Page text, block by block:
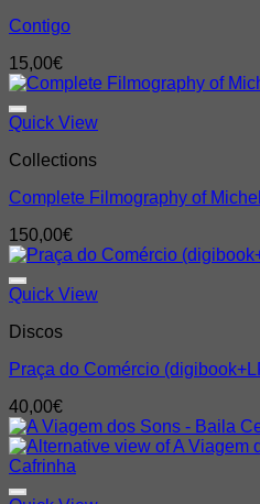
Contigo
15,00€
Quick View
Collections
Complete Filmography of
150,00€
Quick View
Discos
Praça do Comércio
40,00€